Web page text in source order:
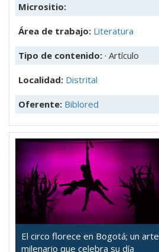
Micrositio:
Área de trabajo: Literatura
Tipo de contenido: · Artículo
Localidad: Distrital
Oferente: Biblored
El circo florece en Bogotá; un arte
milenario que celebra su día